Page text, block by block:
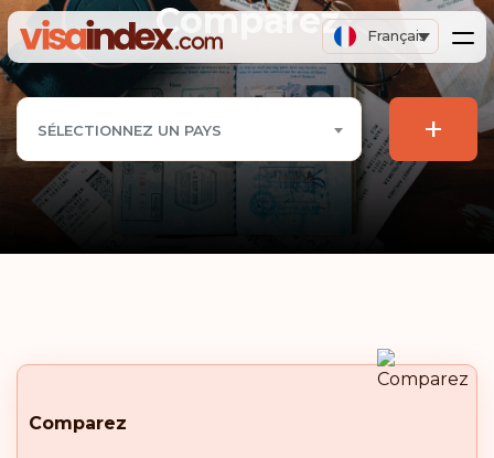
Français
Comparez
SÉLECTIONNEZ UN PAYS +
Comparez